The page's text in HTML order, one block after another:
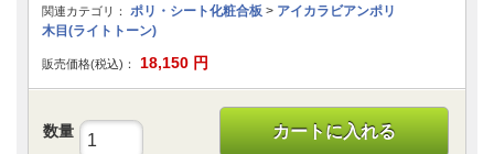
関連カテゴリ： ポリ・シート化粧合板 > アイカラビアンポリ
木目(ライトトーン)
販売価格(税込)： 18,150 円
数量 カートに入れる